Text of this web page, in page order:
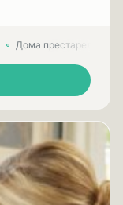
Дома престарелых